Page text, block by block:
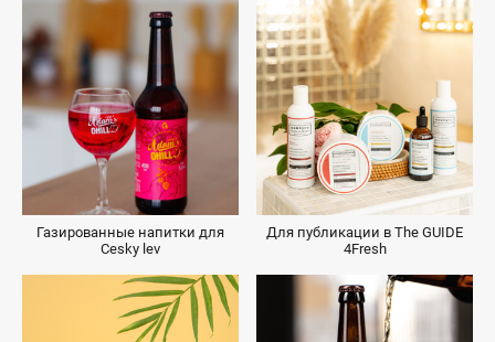
Газированные напитки для
Cesky lev
Для публикации в The GUIDE
4Fresh